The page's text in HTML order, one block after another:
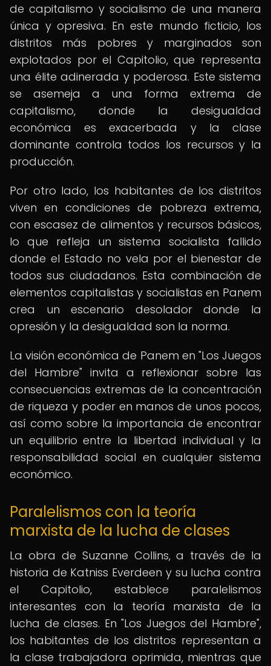
de capitalismo y socialismo de una manera
única y opresiva. En este mundo ficticio, los
distritos más pobres y marginados son
explotados por el Capitolio, que representa
una élite adinerada y poderosa. Este sistema
se asemeja a una forma extrema de
capitalismo, donde la desigualdad
económica es exacerbada y la clase
dominante controla todos los recursos y la
producción.
Por otro lado, los habitantes de los distritos
viven en condiciones de pobreza extrema,
con escasez de alimentos y recursos básicos,
lo que refleja un sistema socialista fallido
donde el Estado no vela por el bienestar de
todos sus ciudadanos. Esta combinación de
elementos capitalistas y socialistas en Panem
crea un escenario desolador donde la
opresión y la desigualdad son la norma.
La visión económica de Panem en "Los Juegos
del Hambre" invita a reflexionar sobre las
consecuencias extremas de la concentración
de riqueza y poder en manos de unos pocos,
así como sobre la importancia de encontrar
un equilibrio entre la libertad individual y la
responsabilidad social en cualquier sistema
económico.
Paralelismos con la teoría
marxista de la lucha de clases
La obra de Suzanne Collins, a través de la
historia de Katniss Everdeen y su lucha contra
el Capitolio, establece paralelismos
interesantes con la teoría marxista de la
lucha de clases. En "Los Juegos del Hambre",
los habitantes de los distritos representan a
la clase trabajadora oprimida, mientras que